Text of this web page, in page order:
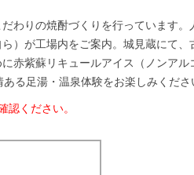
わりの焼酎づくりを行っています
）が工場内をご案内。城見蔵にて
赤紫蘇リキュールアイス（ノンア
る足湯・温泉体験をお楽しみくださ
ください。